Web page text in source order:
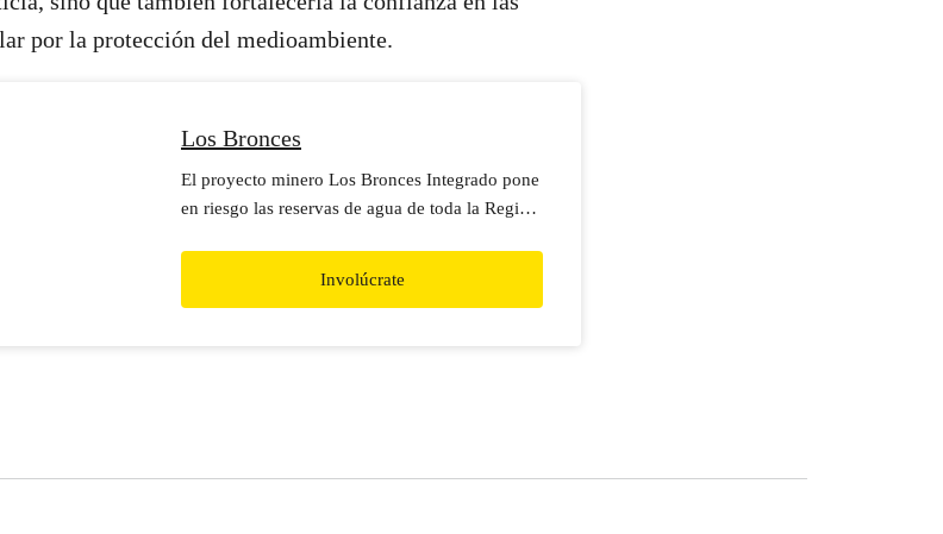
por la protección del medioambiente.
Los Bronces
El proyecto minero Los Bronces Integrado pone
en riesgo las reservas de agua de toda la Región.
Involúcrate